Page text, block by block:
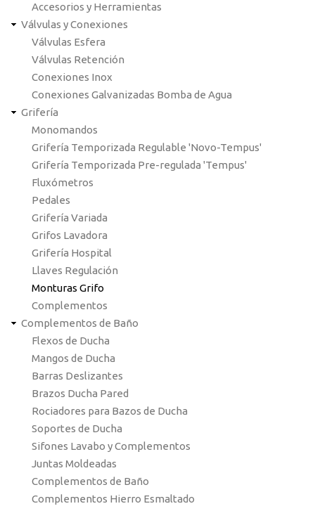
Accesorios y Herramientas
Válvulas y Conexiones
Válvulas Esfera
Válvulas Retención
Conexiones Inox
Conexiones Galvanizadas Bomba de Agua
Grifería
Monomandos
Grifería Temporizada Regulable 'Novo-Tempus'
Grifería Temporizada Pre-regulada 'Tempus'
Fluxómetros
Pedales
Grifería Variada
Grifos Lavadora
Grifería Hospital
Llaves Regulación
Monturas Grifo
Complementos
Complementos de Baño
Flexos de Ducha
Mangos de Ducha
Barras Deslizantes
Brazos Ducha Pared
Rociadores para Bazos de Ducha
Soportes de Ducha
Sifones Lavabo y Complementos
Juntas Moldeadas
Complementos de Baño
Complementos Hierro Esmaltado